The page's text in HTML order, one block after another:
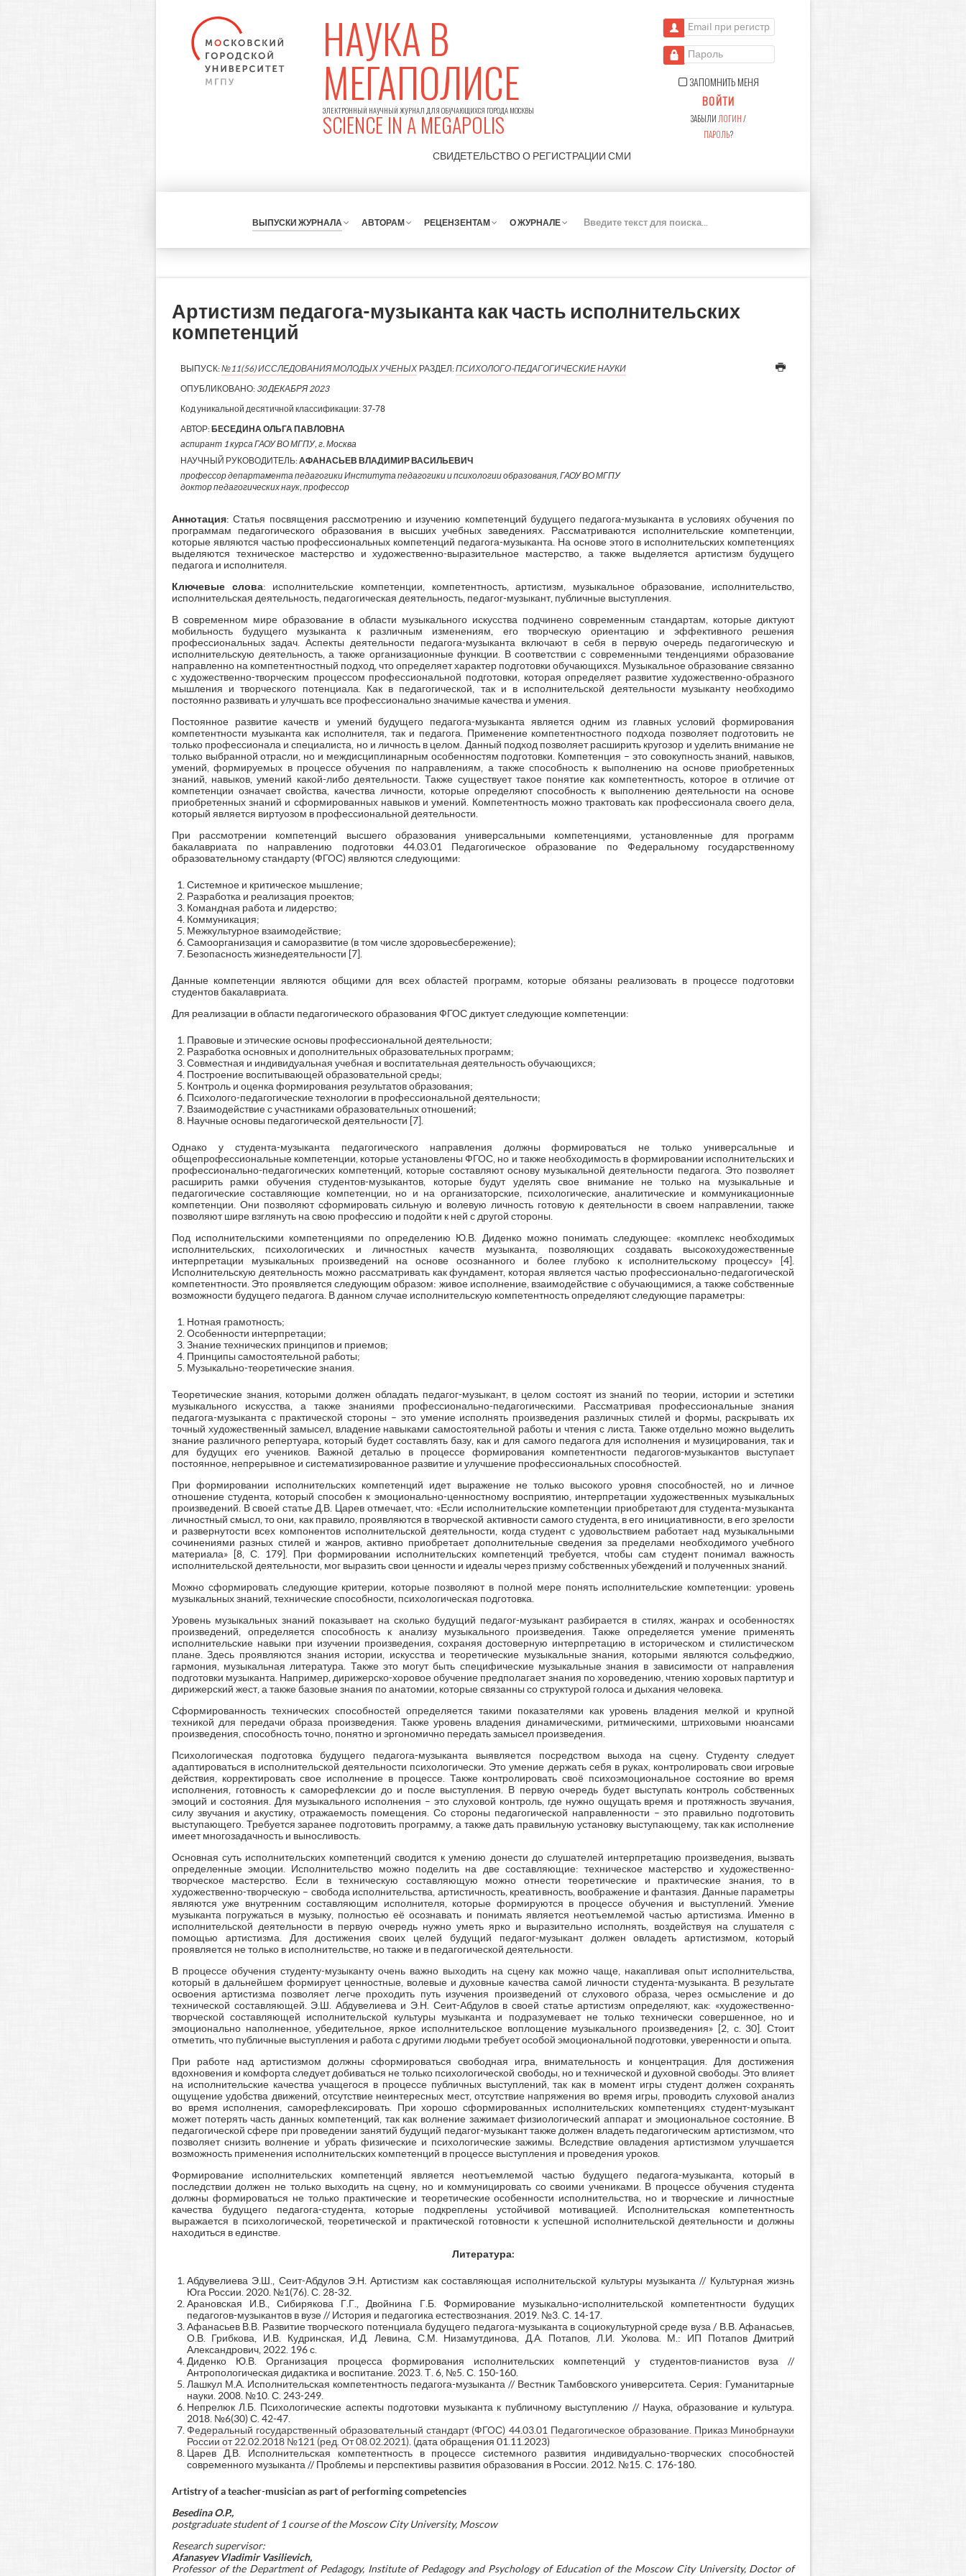
НАУКА В
МЕГАПОЛИСЕ
ЭЛЕКТРОННЫЙ НАУЧНЫЙ ЖУРНАЛ ДЛЯ ОБУЧАЮЩИХСЯ ГОРОДА МОСКВЫ
SCIENCE IN A MEGAPOLIS
СВИДЕТЕЛЬСТВО О РЕГИСТРАЦИИ СМИ
Email при регистрации
Пароль
ЗАПОМНИТЬ МЕНЯ
ВОЙТИ
ЗАБЫЛИ ЛОГИН/
ПАРОЛЬ?
ВЫПУСКИ ЖУРНАЛА АВТОРАМ РЕЦЕНЗЕНТАМ О ЖУРНАЛЕ
К
Артистизм педагога-музыканта как часть исполнительских
компетенций
ВЫПУСК:№11(56) ИССЛЕДОВАНИЯ МОЛОДЫХ УЧЕНЫХ РАЗДЕЛ:ПСИХОЛОГО-ПЕДАГОГИЧЕСКИЕ НАУКИ
ОПУБЛИКОВАНО: 30 ДЕКАБРЯ 2023
Код уникальной десятичной классификации: 37-78
АВТОР: БЕСЕДИНА ОЛЬГА ПАВЛОВНА
аспирант 1 курса ГАОУ ВО МГПУ, г. Москва
НАУЧНЫЙ РУКОВОДИТЕЛЬ:АФАНАСЬЕВ ВЛАДИМИР ВАСИЛЬЕВИЧ
профессор департамента педагогики Института педагогики и психологии образования, ГАОУ ВО МГПУ
доктор педагогических наук, профессор
Аннотация: Статья посвящения рассмотрению и изучению компетенций будущего педагога-музыканта в условиях обучения по
программам педагогического образования в высших учебных заведениях. Рассматриваются исполнительские компетенции,
которые являются частью профессиональных компетенций педагога-музыканта. На основе этого в исполнительских компетенциях
выделяются техническое мастерство и художественно-выразительное мастерство, а также выделяется артистизм будущего
педагога и исполнителя.
Ключевые слова: исполнительские компетенции, компетентность, артистизм, музыкальное образование, исполнительство,
исполнительская деятельность, педагогическая деятельность, педагог-музыкант, публичные выступления.
В современном мире образование в области музыкального искусства подчинено современным стандартам, которые диктуют
мобильность будущего музыканта к различным изменениям, его творческую ориентацию и эффективного решения
профессиональных задач. Аспекты деятельности педагога-музыканта включают в себя в первую очередь педагогическую и
исполнительскую деятельность, а также организационные функции. В соответствии с современными тенденциями образование
направленно на компетентностный подход, что определяет характер подготовки обучающихся. Музыкальное образование связанно
с художественно-творческим процессом профессиональной подготовки, которая определяет развитие художественно-образного
мышления и творческого потенциала. Как в педагогической, так и в исполнительской деятельности музыканту необходимо
постоянно развивать и улучшать все профессионально значимые качества и умения.
Постоянное развитие качеств и умений будущего педагога-музыканта является одним из главных условий формирования
компетентности музыканта как исполнителя, так и педагога. Применение компетентностного подхода позволяет подготовить не
только профессионала и специалиста, но и личность в целом. Данный подход позволяет расширить кругозор и уделить внимание не
только выбранной отрасли, но и междисциплинарным особенностям подготовки. Компетенция – это совокупность знаний, навыков,
умений, формируемых в процессе обучения по направлениям, а также способность к выполнению на основе приобретенных
знаний, навыков, умений какой-либо деятельности. Также существует такое понятие как компетентность, которое в отличие от
компетенции означает свойства, качества личности, которые определяют способность к выполнению деятельности на основе
приобретенных знаний и сформированных навыков и умений. Компетентность можно трактовать как профессионала своего дела,
который является виртуозом в профессиональной деятельности.
При рассмотрении компетенций высшего образования универсальными компетенциями, установленные для программ
бакалавриата по направлению подготовки 44.03.01 Педагогическое образование по Федеральному государственному
образовательному стандарту (ФГОС) являются следующими:
Системное и критическое мышление;
Разработка и реализация проектов;
Командная работа и лидерство;
Коммуникация;
Межкультурное взаимодействие;
Самоорганизация и саморазвитие (в том числе здоровьесбережение);
Безопасность жизнедеятельности [7].
Данные компетенции являются общими для всех областей программ, которые обязаны реализовать в процессе подготовки
студентов бакалавриата.
Для реализации в области педагогического образования ФГОС диктует следующие компетенции:
Правовые и этические основы профессиональной деятельности;
Разработка основных и дополнительных образовательных программ;
Совместная и индивидуальная учебная и воспитательная деятельность обучающихся;
Построение воспитывающей образовательной среды;
Контроль и оценка формирования результатов образования;
Психолого-педагогические технологии в профессиональной деятельности;
Взаимодействие с участниками образовательных отношений;
Научные основы педагогической деятельности [7].
Однако у студента-музыканта педагогического направления должны формироваться не только универсальные и
общепрофессиональные компетенции, которые установлены ФГОС, но и также необходимость в формировании исполнительских и
профессионально-педагогических компетенций, которые составляют основу музыкальной деятельности педагога. Это позволяет
расширить рамки обучения студентов-музыкантов, которые будут уделять свое внимание не только на музыкальные и
педагогические составляющие компетенции, но и на организаторские, психологические, аналитические и коммуникационные
компетенции. Они позволяют сформировать сильную и волевую личность готовую к деятельности в своем направлении, также
позволяют шире взглянуть на свою профессию и подойти к ней с другой стороны.
Под исполнительскими компетенциями по определению Ю.В. Диденко можно понимать следующее: «комплекс необходимых
исполнительских, психологических и личностных качеств музыканта, позволяющих создавать высокохудожественные
интерпретации музыкальных произведений на основе осознанного и более глубоко к исполнительскому процессу» [4].
Исполнительскую деятельность можно рассматривать как фундамент, которая является частью профессионально-педагогической
компетентности. Это проявляется следующим образом: живое исполнение, взаимодействие с обучающимися, а также собственные
возможности будущего педагога. В данном случае исполнительскую компетентность определяют следующие параметры:
Нотная грамотность;
Особенности интерпретации;
Знание технических принципов и приемов;
Принципы самостоятельной работы;
Музыкально-теоретические знания.
Теоретические знания, которыми должен обладать педагог-музыкант, в целом состоят из знаний по теории, истории и эстетики
музыкального искусства, а также знаниями профессионально-педагогическими. Рассматривая профессиональные знания
педагога-музыканта с практической стороны – это умение исполнять произведения различных стилей и формы, раскрывать их
точный художественный замысел, владение навыками самостоятельной работы и чтения с листа. Также отдельно можно выделить
знание различного репертуара, который будет составлять базу, как и для самого педагога для исполнения и музицирования, так и
для будущих его учеников. Важной деталью в процессе формирования компетентности педагогов-музыкантов выступает
постоянное, непрерывное и систематизированное развитие и улучшение профессиональных способностей.
При формировании исполнительских компетенций идет выражение не только высокого уровня способностей, но и личное
отношение студента, который способен к эмоционально-ценностному восприятию, интерпретации художественных музыкальных
произведений. В своей статье Д.В. Царев отмечает, что: «Если исполнительские компетенции приобретают для студента-музыканта
личностный смысл, то они, как правило, проявляются в творческой активности самого студента, в его инициативности, в его зрелости
и развернутости всех компонентов исполнительской деятельности, когда студент с удовольствием работает над музыкальными
сочинениями разных стилей и жанров, активно приобретает дополнительные сведения за пределами необходимого учебного
материала» [8, С. 179]. При формировании исполнительских компетенций требуется, чтобы сам студент понимал важность
исполнительской деятельности, мог выразить свои ценности и идеалы через призму собственных убеждений и полученных знаний.
Можно сформировать следующие критерии, которые позволяют в полной мере понять исполнительские компетенции: уровень
музыкальных знаний, технические способности, психологическая подготовка.
Уровень музыкальных знаний показывает на сколько будущий педагог-музыкант разбирается в стилях, жанрах и особенностях
произведений, определяется способность к анализу музыкального произведения. Также определяется умение применять
исполнительские навыки при изучении произведения, сохраняя достоверную интерпретацию в историческом и стилистическом
плане. Здесь проявляются знания истории, искусства и теоретические музыкальные знания, которыми являются сольфеджио,
гармония, музыкальная литература. Также это могут быть специфические музыкальные знания в зависимости от направления
подготовки музыканта. Например, дирижерско-хоровое обучение предполагает знания по хороведению, чтению хоровых партитур и
дирижерский жест, а также базовые знания по анатомии, которые связанны со структурой голоса и дыхания человека.
Сформированность технических способностей определяется такими показателями как уровень владения мелкой и крупной
техникой для передачи образа произведения. Также уровень владения динамическими, ритмическими, штриховыми нюансами
произведения, способность точно, понятно и эргономично передать замысел произведения.
Психологическая подготовка будущего педагога-музыканта выявляется посредством выхода на сцену. Студенту следует
адаптироваться в исполнительской деятельности психологически. Это умение держать себя в руках, контролировать свои игровые
действия, корректировать свое исполнение в процессе. Также контролировать своё психоэмоциональное состояние во время
исполнения, готовность к саморефлексии до и после выступления. В первую очередь будет выступать контроль собственных
эмоций и состояния. Для музыкального исполнения – это слуховой контроль, где нужно ощущать время и протяжность звучания,
силу звучания и акустику, отражаемость помещения. Со стороны педагогической направленности – это правильно подготовить
выступающего. Требуется заранее подготовить программу, а также дать правильную установку выступающему, так как исполнение
имеет многозадачность и выносливость.
Основная суть исполнительских компетенций сводится к умению донести до слушателей интерпретацию произведения, вызвать
определенные эмоции. Исполнительство можно поделить на две составляющие: техническое мастерство и художественно-
творческое мастерство. Если в техническую составляющую можно отнести теоретические и практические знания, то в
художественно-творческую – свобода исполнительства, артистичность, креативность, воображение и фантазия. Данные параметры
являются уже внутренним составляющим исполнителя, которые формируются в процессе обучения и выступлений. Умение
музыканта погружаться в музыку, полностью её осознавать и понимать является неотъемлемой частью артистизма. Именно в
исполнительской деятельности в первую очередь нужно уметь ярко и выразительно исполнять, воздействуя на слушателя с
помощью артистизма. Для достижения своих целей будущий педагог-музыкант должен овладеть артистизмом, который
проявляется не только в исполнительстве, но также и в педагогической деятельности.
В процессе обучения студенту-музыканту очень важно выходить на сцену как можно чаще, накапливая опыт исполнительства,
который в дальнейшем формирует ценностные, волевые и духовные качества самой личности студента-музыканта. В результате
освоения артистизма позволяет легче проходить путь изучения произведений от слухового образа, через осмысление и до
технической составляющей. Э.Ш. Абдувелиева и Э.Н. Сеит-Абдулов в своей статье артистизм определяют, как: «художественно-
творческой составляющей исполнительской культуры музыканта и подразумевает не только технически совершенное, но и
эмоционально наполненное, убедительное, яркое исполнительское воплощение музыкального произведения» [2, с. 30]. Стоит
отметить, что публичные выступления и работа с другими людьми требует особой эмоциональной подготовки, уверенности и опыта.
При работе над артистизмом должны сформироваться свободная игра, внимательность и концентрация. Для достижения
вдохновения и комфорта следует добиваться не только психологической свободы, но и технической и духовной свободы. Это влияет
на исполнительские качества учащегося в процессе публичных выступлений, так как в момент игры студент должен сохранять
ощущение удобства движений, отсутствие неинтересных мест, отсутствие напряжения во время игры, проводить слуховой анализ
во время исполнения, саморефлексировать. При хорошо сформированных исполнительских компетенциях студент-музыкант
может потерять часть данных компетенций, так как волнение зажимает физиологический аппарат и эмоциональное состояние. В
педагогической сфере при проведении занятий будущий педагог-музыкант также должен владеть педагогическим артистизмом, что
позволяет снизить волнение и убрать физические и психологические зажимы. Вследствие овладения артистизмом улучшается
возможность применения исполнительских компетенций в процессе выступления и проведения уроков.
Формирование исполнительских компетенций является неотъемлемой частью будущего педагога-музыканта, который в
последствии должен не только выходить на сцену, но и коммуницировать со своими учениками. В процессе обучения студента
должны формироваться не только практические и теоретические особенности исполнительства, но и творческие и личностные
качества будущего педагога-студента, которые подкреплены устойчивой мотивацией. Исполнительская компетентность
выражается в психологической, теоретической и практической готовности к успешной исполнительской деятельности и должны
находиться в единстве.
Литература:
Абдувелиева Э.Ш., Сеит-Абдулов Э.Н. Артистизм как составляющая исполнительской культуры музыканта // Культурная жизнь
Юга России. 2020. №1(76). С. 28-32.
Арановская И.В., Сибирякова Г.Г., Двойнина Г.Б. Формирование музыкально-исполнительской компетентности будущих
педагогов-музыкантов в вузе // История и педагогика естествознания. 2019. №3. С. 14-17.
Афанасьев В.В. Развитие творческого потенциала будущего педагога-музыканта в социокультурной среде вуза / В.В. Афанасьев,
О.В. Грибкова, И.В. Кудринская, И.Д. Левина, С.М. Низамутдинова, Д.А. Потапов, Л.И. Уколова. М.: ИП Потапов Дмитрий
Александрович, 2022. 196 с.
Диденко Ю.В. Организация процесса формирования исполнительских компетенций у студентов-пианистов вуза //
Антропологическая дидактика и воспитание. 2023. Т. 6, №5. С. 150-160.
Лашкул М.А. Исполнительская компетентность педагога-музыканта // Вестник Тамбовского университета. Серия: Гуманитарные
науки. 2008. №10. С. 243-249.
Непрелюк Л.Б. Психологические аспекты подготовки музыканта к публичному выступлению // Наука, образование и культура.
2018. №6(30) С. 42-47.
Федеральный государственный образовательный стандарт (ФГОС) 44.03.01 Педагогическое образование. Приказ Минобрнауки
России от 22.02.2018 №121 (ред. От 08.02.2021). (дата обращения 01.11.2023)
Царев Д.В. Исполнительская компетентность в процессе системного развития индивидуально-творческих способностей
современного музыканта // Проблемы и перспективы развития образования в России. 2012. №15. С. 176-180.
Artistry of a teacher-musician as part of performing competencies
Besedina O.P.,
postgraduate student of 1 course of the Moscow City University, Moscow
Research supervisor:
Afanasyev Vladimir Vasilievich,
Professor of the Department of Pedagogy, Institute of Pedagogy and Psychology of Education of the Moscow City University, Doctor of